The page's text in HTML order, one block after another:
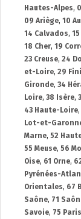
Hautes-Alpes,
09 Ariège, 10
14 Calvados,
18 Cher, 19
23 Creuse, 24
et-Loire, 29
Gironde, 34
Loire, 38 Isère,
43 Haute-Loire,
Lot-et-
Marne, 52
55 Meuse, 56
Oise, 61 Orne,
Pyrénées-
Orientales, 67
Saône, 71
Savoie, 75 Paris